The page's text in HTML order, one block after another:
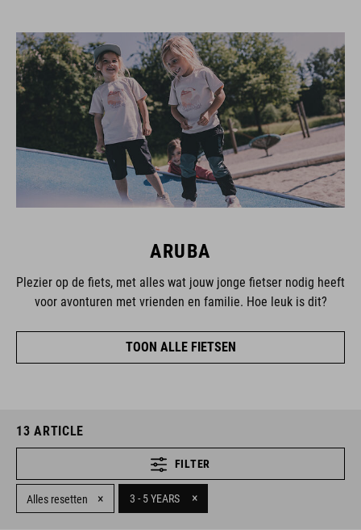
ARUBA
Plezier op de fiets, met alles wat jouw jonge fietser nodig heeft
voor avonturen met vrienden en familie. Hoe leuk is dit?
TOON ALLE FIETSEN
13 ARTICLE
FILTER
Alles resetten × 3 - 5 YEARS ×